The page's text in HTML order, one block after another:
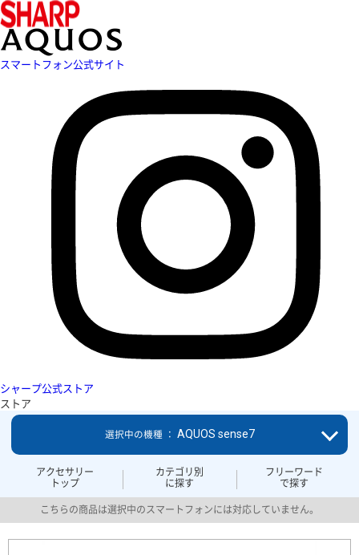
スマートフォン公式サイト
シャープ公式ストア
ストア
アクセサリー
トップ
カテゴリ別
に探す
フリーワード
で探す
選択中の機種 ： AQUOS sense7
こちらの商品は選択中のスマートフォンには対応していません。